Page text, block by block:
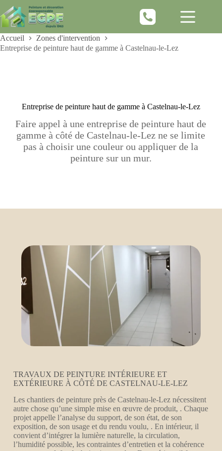
au
contenu
Accueil
Zones d'intervention
Entreprise de peinture haut de gamme à Castelnau-le-Lez
Entreprise de peinture haut de gamme à Castelnau-le-Lez
Faire appel à une entreprise de peinture haut de
gamme à côté de Castelnau-le-Lez ne se limite
pas à choisir une couleur ou appliquer de la
peinture sur un mur.
TRAVAUX DE PEINTURE INTÉRIEURE ET
EXTÉRIEURE À CÔTÉ DE CASTELNAU-LE-LEZ
Les chantiers de peinture près de Castelnau-le-Lez nécessitent
autre chose qu’une simple mise en œuvre de produit, . Chaque
projet appelle l’analyse du support, de son état, de son
exposition, de son usage et du rendu voulu, . En intérieur, il
convient d’intégrer la lumière naturelle, la circulation,
l’humidité possible, les contraintes d’entretien et la cohérence